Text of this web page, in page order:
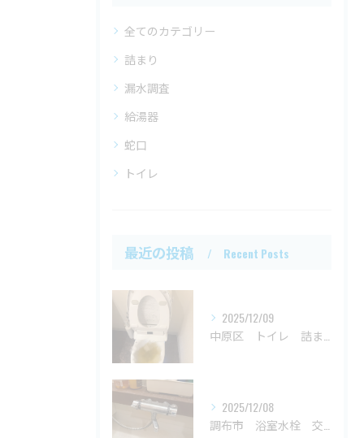
全てのカテゴリー
詰まり
漏水調査
給湯器
蛇口
トイレ
最近の投稿 Recent Posts
2025/12/09
2025/12/08